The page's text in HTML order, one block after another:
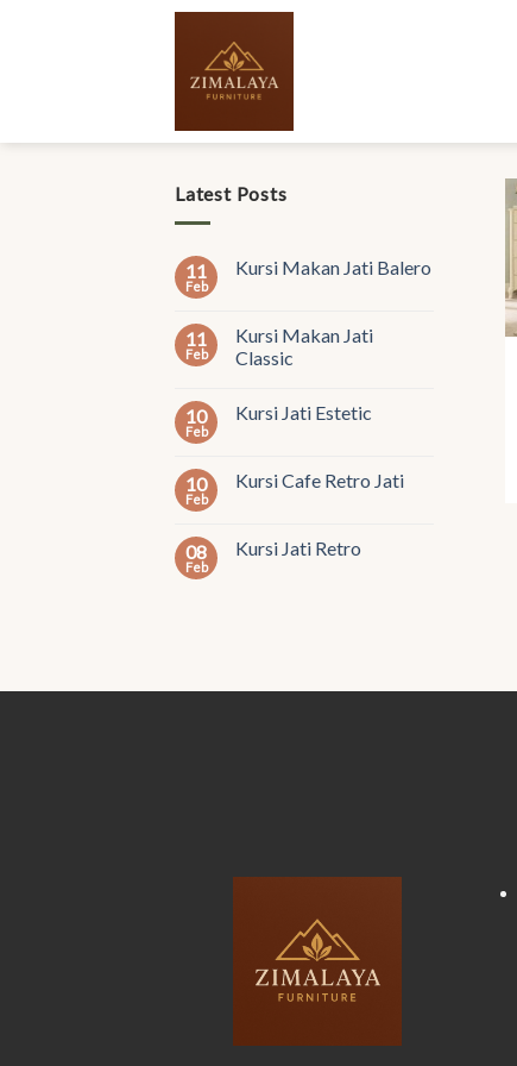
Latest Posts
11
Feb
Kursi Makan Jati Balero
11
Feb
Kursi Makan Jati
Classic
10
Feb
Kursi Jati Estetic
10
Feb
Kursi Cafe Retro Jati
08
Feb
Kursi Jati Retro